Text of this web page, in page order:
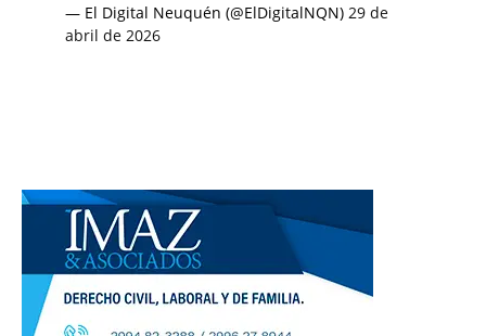
— El Digital Neuquén (@ElDigitalNQN) 29 de
abril de 2026